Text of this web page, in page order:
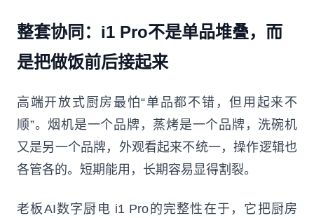
整套协同：i1 Pro不是单品堆叠，而
是把做饭前后接起来
高端开放式厨房最怕“单品都不错，但用起来不
顺”。烟机是一个品牌，蒸烤是一个品牌，洗碗机
又是另一个品牌，外观看起来不统一，操作逻辑也
各管各的。短期能用，长期容易显得割裂。
老板AI数字厨电 i1 Pro的完整性在于，它把厨房